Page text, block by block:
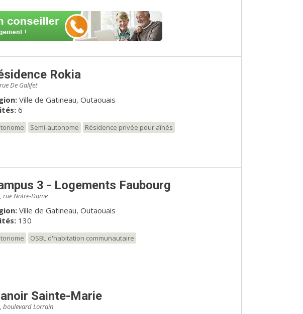
Rokia
De Galifet
Ville de Gatineau, Outaouais
6
Semi-autonome Résidence privée pour aînés
3 - Logements Faubourg
rue Notre-Dame
Ville de Gatineau, Outaouais
130
OSBL d'habitation communautaire
Sainte-Marie
boulevard Lorrain